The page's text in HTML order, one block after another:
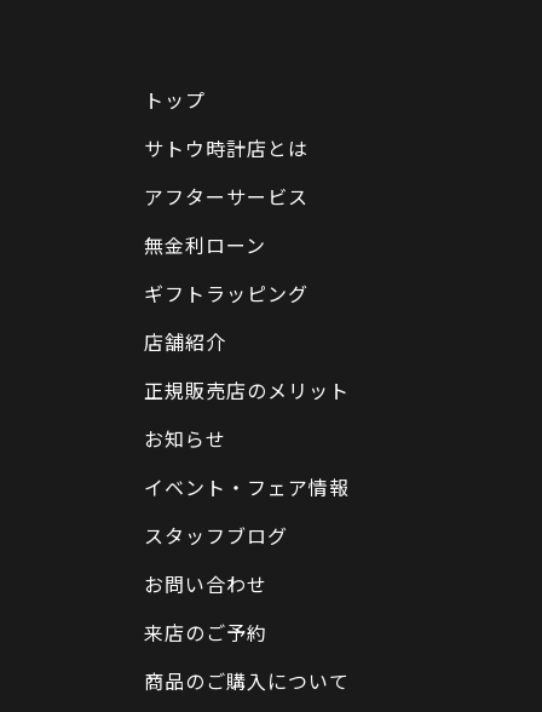
トップ
サトウ時計店とは
アフターサービス
無金利ローン
ギフトラッピング
店舗紹介
正規販売店のメリット
お知らせ
イベント・フェア情報
スタッフブログ
お問い合わせ
来店のご予約
商品のご購入について